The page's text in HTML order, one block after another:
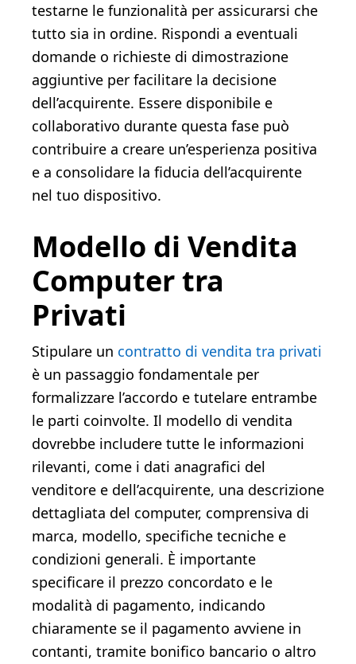
testarne le funzionalità per assicurarsi che
tutto sia in ordine. Rispondi a eventuali
domande o richieste di dimostrazione
aggiuntive per facilitare la decisione
dell’acquirente. Essere disponibile e
collaborativo durante questa fase può
contribuire a creare un’esperienza positiva
e a consolidare la fiducia dell’acquirente
nel tuo dispositivo.
Modello di Vendita
Computer tra
Privati
Stipulare un contratto di vendita tra privati
è un passaggio fondamentale per
formalizzare l’accordo e tutelare entrambe
le parti coinvolte. Il modello di vendita
dovrebbe includere tutte le informazioni
rilevanti, come i dati anagrafici del
venditore e dell’acquirente, una descrizione
dettagliata del computer, comprensiva di
marca, modello, specifiche tecniche e
condizioni generali. È importante
specificare il prezzo concordato e le
modalità di pagamento, indicando
chiaramente se il pagamento avviene in
contanti, tramite bonifico bancario o altro